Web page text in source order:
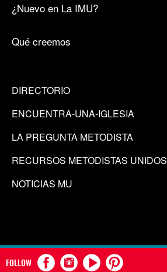
¿Nuevo en La IMU?
Qué creemos
DIRECTORIO
ENCUENTRA-UNA-IGLESIA
LA PREGUNTA METODISTA
RECURSOS METODISTAS UNIDOS
NOTICIAS MU
FOLLOW